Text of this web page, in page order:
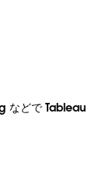
などで Tableau